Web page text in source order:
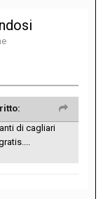
di cagliari